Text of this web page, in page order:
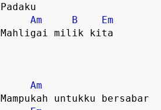
Padaku
Am
B
Em
Mahligai milik kita
Am
Mampukah untukku bersabar